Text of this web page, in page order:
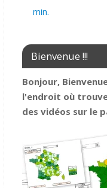
min.
Bienvenue !!!
Bonjour,
l'endroit où
des vidéos sur le